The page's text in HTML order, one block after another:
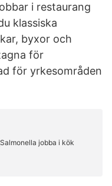
i restaurang
klassiska
byxor och
för
för yrkesområden